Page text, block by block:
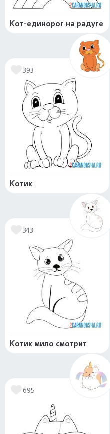
Кот-единорог на радуге
393
Котик
343
Котик мило смотрит
695